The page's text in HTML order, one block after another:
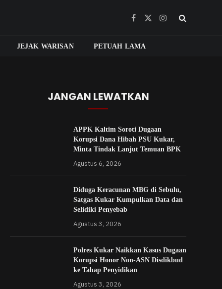
Facebook
X
Instagram
JEJAK WARISAN PETUAH LAMA
JANGAN LEWATKAN
APPK Kaltim Soroti Dugaan
Korupsi Dana Hibah PSU Kukar,
Minta Tindak Lanjut Temuan BPK
Agustus 6, 2026
Diduga Keracunan MBG di Sebulu,
Satgas Kukar Kumpulkan Data dan
Selidiki Penyebab
Agustus 3, 2026
Polres Kukar Naikkan Kasus Dugaan
Korupsi Honor Non-ASN Disdikbud
ke Tahap Penyidikan
Agustus 3, 2026